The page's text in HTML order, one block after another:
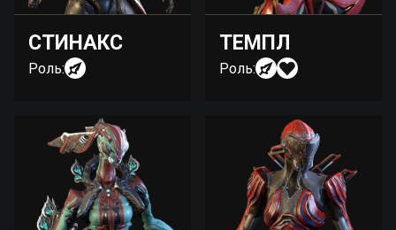
СТИНАКС
Роль:
ТЕМПЛ
Роль: